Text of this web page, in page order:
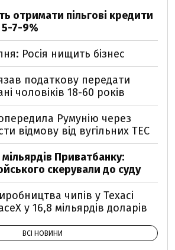
отримати пільгові кредити
7-9%
Росія нищить бізнес
податкову передати
чоловіків 18-60 років
Румунію через
відмову від вугільних ТЕС
Приватбанку:
скерували до суду
чипів у Техасі
у 16,8 мільярдів доларів
ВСІ НОВИНИ